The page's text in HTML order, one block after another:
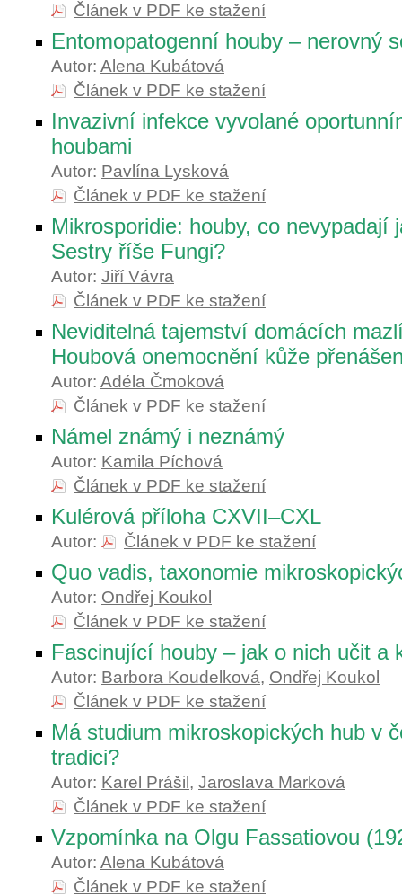
Článek v PDF ke stažení
Entomopatogenní houby – nerovný
Autor: Alena Kubátová
Článek v PDF ke stažení
Invazivní infekce vyvolané
houbami
Autor: Pavlína Lysková
Článek v PDF ke stažení
Mikrosporidie: houby, co nevypadají
Sestry říše Fungi?
Autor: Jiří Vávra
Článek v PDF ke stažení
Neviditelná tajemství domácích
Houbová onemocnění kůže
Autor: Adéla Čmoková
Článek v PDF ke stažení
Námel známý i neznámý
Autor: Kamila Píchová
Článek v PDF ke stažení
Kulérová příloha CXVII–CXL
Autor: Článek v PDF ke stažení
Quo vadis, taxonomie
Autor: Ondřej Koukol
Článek v PDF ke stažení
Fascinující houby – jak o nich učit a
Autor: Barbora Koudelková, Ondřej Koukol
Článek v PDF ke stažení
Má studium mikroskopických hub v
tradici?
Autor: Karel Prášil , Jaroslava Marková
Článek v PDF ke stažení
Vzpomínka na Olgu Fassatiovou
Autor: Alena Kubátová
Článek v PDF ke stažení